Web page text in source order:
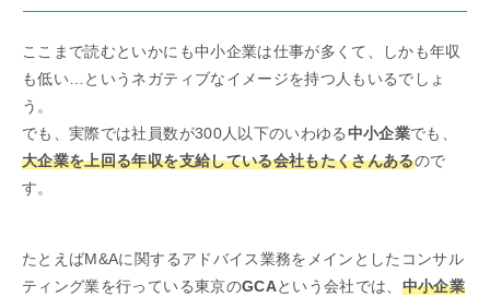
ここまで読むといかにも中小企業は仕事が多くて、しかも年収
も低い…というネガティブなイメージを持つ人もいるでしょ
う。
でも、実際では社員数が300人以下のいわゆる中小企業でも、
大企業を上回る年収を支給している会社もたくさんあるので
す。
たとえばM&Aに関するアドバイス業務をメインとしたコンサル
ティング業を行っている東京のGCAという会社では、 中小企業